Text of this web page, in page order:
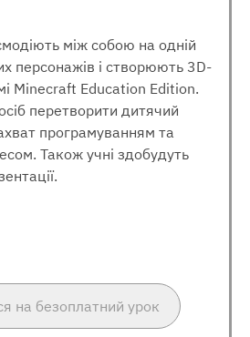
між собою на одній
персонажів і створюють 3D-
Minecraft Education Edition.
перетворити дитячий
програмуванням та
Також учні здобудуть
на безоплатний урок